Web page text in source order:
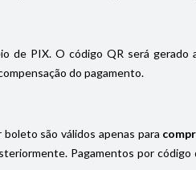
de PIX. O código QR será
do pagamento.
são válidos apenas para
Pagamentos por